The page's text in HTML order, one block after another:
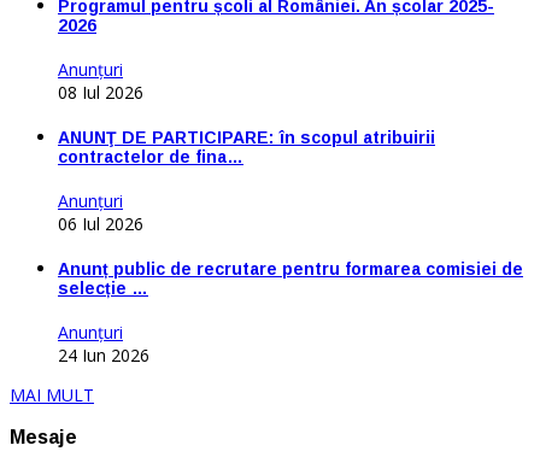
Programul pentru școli al României. An școlar 2025-
2026
Anunţuri
08 Iul 2026
ANUNŢ DE PARTICIPARE: în scopul atribuirii
contractelor de fina…
Anunţuri
06 Iul 2026
Anunț public de recrutare pentru formarea comisiei de
selecție …
Anunţuri
24 Iun 2026
MAI MULT
Mesaje